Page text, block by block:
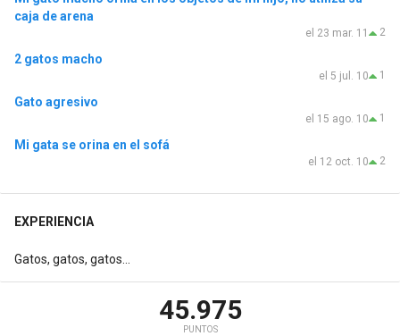
caja de arena
2
el 23 mar. 11
2 gatos macho
1
el 5 jul. 10
Gato agresivo
1
el 15 ago. 10
Mi gata se orina en el sofá
2
el 12 oct. 10
EXPERIENCIA
Gatos, gatos, gatos...
45.975
PUNTOS